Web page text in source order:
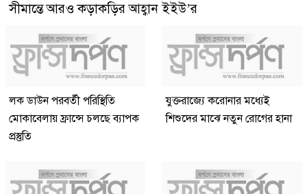
সীমান্তে আরও কড়াকড়ির আহ্বান ইইউ’র
লক ডাউন পরবর্তী পরিস্থিতি
মোকাবেলায় ফ্রান্সে চলছে ব্যাপক
প্রস্তুতি
যুক্তরাজ্যে করোনার মধ্যেই
শিশুদের মাঝে নতুন রোগের হানা